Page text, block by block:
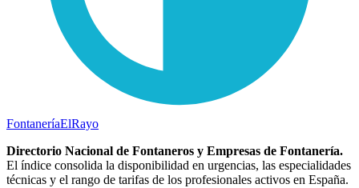
FontaneríaElRayo
Directorio Nacional de Fontaneros y Empresas de Fontanería.
El índice consolida la disponibilidad en urgencias, las especialidades
técnicas y el rango de tarifas de los profesionales activos en España.